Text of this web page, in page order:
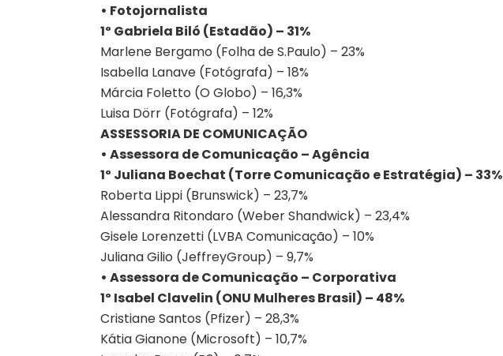
• Fotojornalista
1º Gabriela Biló (Estadão) – 31%
Marlene Bergamo (Folha de S.Paulo) – 23%
Isabella Lanave (Fotógrafa) – 18%
Márcia Foletto (O Globo) – 16,3%
Luisa Dörr (Fotógrafa) – 12%
ASSESSORIA DE COMUNICAÇÃO
• Assessora de Comunicação – Agência
1º Juliana Boechat (Torre Comunicação e Estratégia) – 33%
Roberta Lippi (Brunswick) – 23,7%
Alessandra Ritondaro (Weber Shandwick) – 23,4%
Gisele Lorenzetti (LVBA Comunicação) – 10%
Juliana Gilio (JeffreyGroup) – 9,7%
• Assessora de Comunicação – Corporativa
1º Isabel Clavelin (ONU Mulheres Brasil) – 48%
Cristiane Santos (Pfizer) – 28,3%
Kátia Gianone (Microsoft) – 10,7%